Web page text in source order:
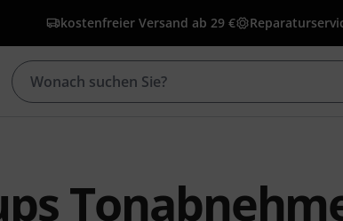
kostenfreier Versand ab 29 €